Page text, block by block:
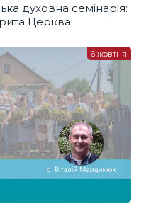
духовна семінарія:
Церква
6 жовтня